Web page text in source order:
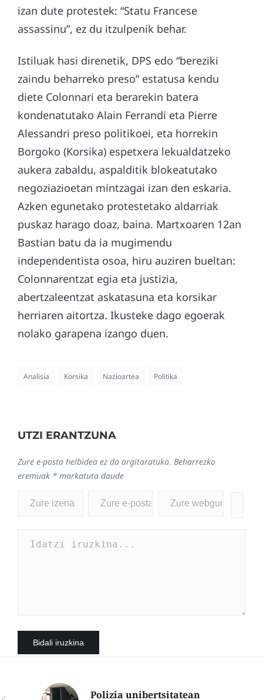
izan dute protestek: “Statu Francese
assassinu”, ez du itzulpenik behar.
Istiluak hasi direnetik, DPS edo “bereziki
zaindu beharreko preso” estatusa kendu
diete Colonnari eta berarekin batera
kondenatutako Alain Ferrandi eta Pierre
Alessandri preso politikoei, eta horrekin
Borgoko (Korsika) espetxera lekualdatzeko
aukera zabaldu, aspalditik blokeatutako
negoziazioetan mintzagai izan den eskaria.
Azken egunetako protestetako aldarriak
puskaz harago doaz, baina. Martxoaren 12an
Bastian batu da ia mugimendu
independentista osoa, hiru auziren bueltan:
Colonnarentzat egia eta justizia,
abertzaleentzat askatasuna eta korsikar
herriaren aitortza. Ikusteke dago egoerak
nolako garapena izango duen.
Analisia Korsika Nazioartea Politika
UTZI ERANTZUNA
Zure e-posta helbidea ez da argitaratuko. Beharrezko
eremuak * markatuta daude
Polizia unibertsitatean